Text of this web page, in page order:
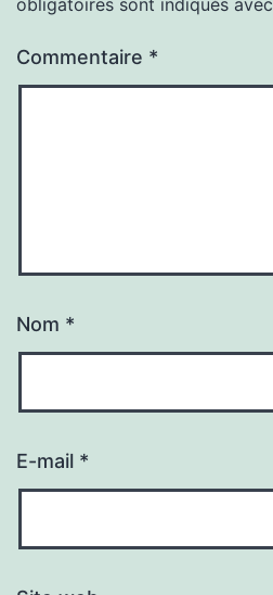
Commentaire *
Nom *
E-mail *